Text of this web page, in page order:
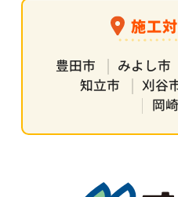
施工
豊田市 みよし市
知立市
刈谷
岡